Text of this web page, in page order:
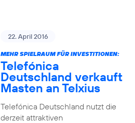
22. April 2016
MEHR SPIELRAUM FÜR INVESTITIONEN:
Telefónica
Deutschland verkauft
Masten an Telxius
Telefónica Deutschland nutzt die
derzeit attraktiven